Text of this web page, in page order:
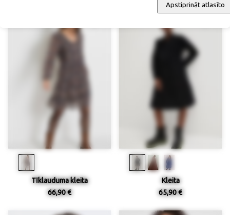
Tīklauduma kleita
66,90 €
Kleita
65,90 €
Apstiprināt atlasīto